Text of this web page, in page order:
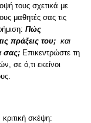
τους σχετικά με
μαθητές σας τις
Πώς
πράξεις του; και
σας; Επικεντρώστε τη
σε ό,τι εκείνοι
σκέψη: